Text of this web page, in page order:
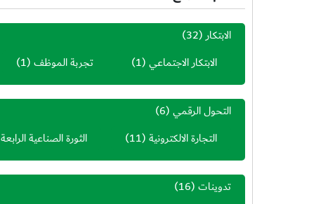
الابتكار(32)
الابتكار الاجتماعي(1) تجربة الموظف(1)
التحول الرقمي(6)
التجارة الالكترونية(11) الثورة الصناعية الرابعة
تدوينات(16)